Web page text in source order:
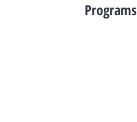
Programs